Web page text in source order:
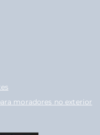
moradores no exterior